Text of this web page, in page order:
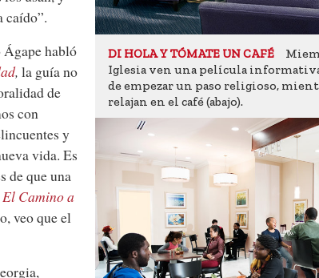
DI HOLA Y TÓMATE UN CAFÉ
Iglesia ven una película
de empezar un paso religioso,
relajan en el café (abajo).
caído”.
habló
, la guía no
de
con
y
vida. Es
de que una
El Camino a
veo que el